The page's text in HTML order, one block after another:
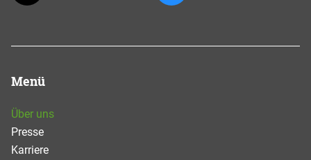
Menü
Über uns
Presse
Karriere